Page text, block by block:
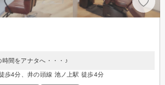
間をアナタへ・・・♪
歩4分、井の頭線 池ノ上駅 徒歩4分